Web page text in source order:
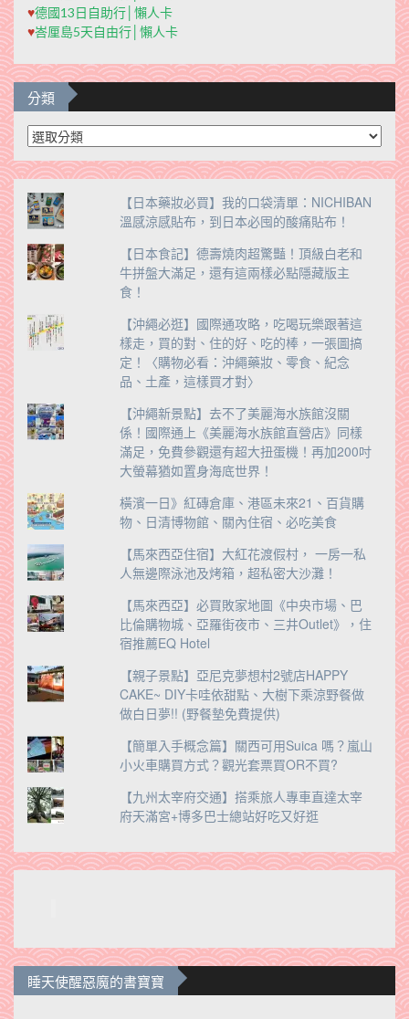
♥德國13日自助行│懶人卡
♥峇厘島5天自由行│懶人卡
分類
分
類
【日本藥妝必買】我的口袋清單：NICHIBAN
溫感涼感貼布，到日本必囤的酸痛貼布！
【日本食記】德壽燒肉超驚豔！頂級白老和
牛拼盤大滿足，還有這兩樣必點隱藏版主
食！
【沖繩必逛】國際通攻略，吃喝玩樂跟著這
樣走，買的對、住的好、吃的棒，一張圖搞
定！〈購物必看：沖繩藥妝、零食、紀念
品、土產，這樣買才對〉
【沖繩新景點】去不了美麗海水族館沒關
係！國際通上《美麗海水族館直營店》同樣
滿足，免費參觀還有超大扭蛋機！再加200吋
大螢幕猶如置身海底世界！
橫濱一日》紅磚倉庫、港區未來21、百貨購
物、日清博物館、關內住宿、必吃美食
【馬來西亞住宿】大紅花渡假村， 一房一私
人無邊際泳池及烤箱，超私密大沙灘！
【馬來西亞】必買敗家地圖《中央市場、巴
比倫購物城、亞羅街夜市、三井Outlet》，住
宿推薦EQ Hotel
【親子景點】亞尼克夢想村2號店HAPPY
CAKE~ DIY卡哇依甜點、大樹下乘涼野餐做
做白日夢!! (野餐墊免費提供)
【簡單入手概念篇】關西可用Suica 嗎？嵐山
小火車購買方式？觀光套票買OR不買?
【九州太宰府交通】搭乘旅人專車直達太宰
府天滿宮+博多巴士總站好吃又好逛
睡天使醒惡魔的書寶寶